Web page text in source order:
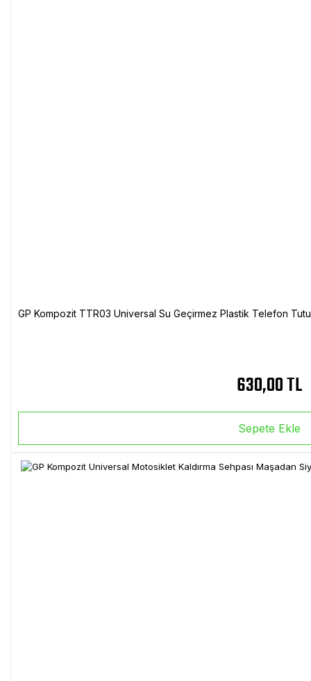
GP Kompozit TTR03 Universal Su Geçirmez Plastik Telefon
630,00 TL
Sepete Ekle